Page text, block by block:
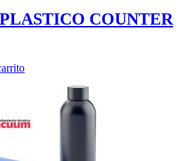
COUNTER